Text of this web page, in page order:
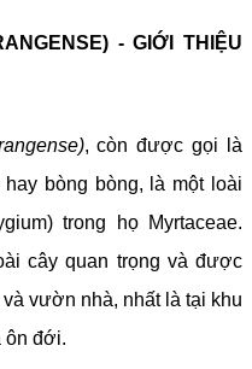
- GIỚI THIỆU
, còn được gọi là
bòng bòng, là một loài
trong họ Myrtaceae.
cây quan trọng và được
vườn nhà, nhất là tại khu
ôn đới.